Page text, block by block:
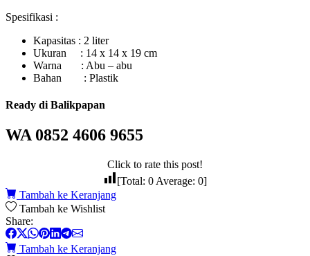
Spesifikasi :
Kapasitas : 2 liter
Ukuran : 14 x 14 x 19 cm
Warna : Abu – abu
Bahan : Plastik
Ready di Balikpapan
WA 0852 4606 9655
Click to rate this post!
[Total: 0 Average: 0]
Tambah ke Keranjang
Tambah ke Wishlist
Share:
Tambah ke Keranjang